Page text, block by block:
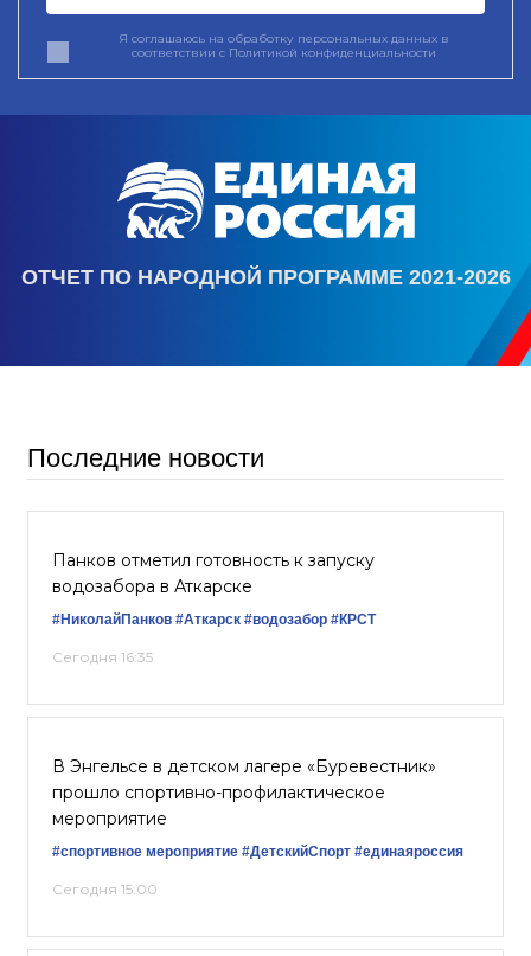
Я соглашаюсь на обработку персональных данных в
соответствии с Политикой конфиденциальности
ОТЧЕТ ПО НАРОДНОЙ ПРОГРАММЕ 2021-2026
Последние новости
Панков отметил готовность к запуску
водозабора в Аткарске
#НиколайПанков #Аткарск #водозабор #КРСТ
Сегодня 16:35
В Энгельсе в детском лагере «Буревестник»
прошло спортивно-профилактическое
мероприятие
#спортивное мероприятие #ДетскийСпорт #единаяроссия
Сегодня 15:00